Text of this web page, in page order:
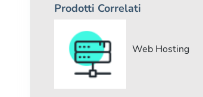
Prodotti Correlati
Web Hosting